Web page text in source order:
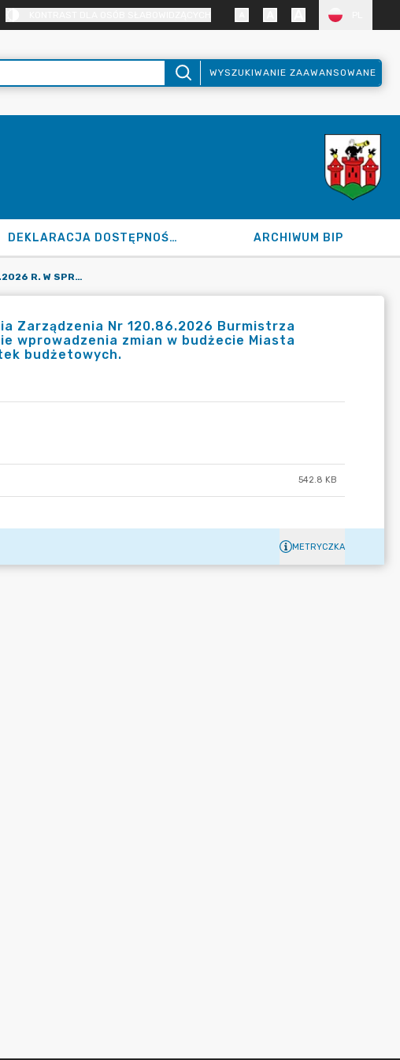
WYSZUKIWANIE ZAAWANSOWANE
DEKLARACJA DOSTĘPNOŚCI ARCHIWUM BIP
120.91.2026 Z DN. 19.05.2026 R. W SPRAWIE UCHYLENIA ZARZĄDZENIA NR 120.86.2026 BURMISTRZA MIASTA ŁĘCZYCA Z DNIA 13 MAJA 2026 ROKU W SPRAWIE WPROWADZENIA ZMIAN W BUDŻECIE MIASTA ŁĘCZYCA NA 2026 R. I PLANACH FINANSOWYCH JEDNOSTEK BUDŻETOWYCH.
Zarządzenia Nr 120.86.2026 Burmistrza
wprowadzenia zmian w budżecie Miasta
budżetowych.
542.8 KB
METRYCZKA